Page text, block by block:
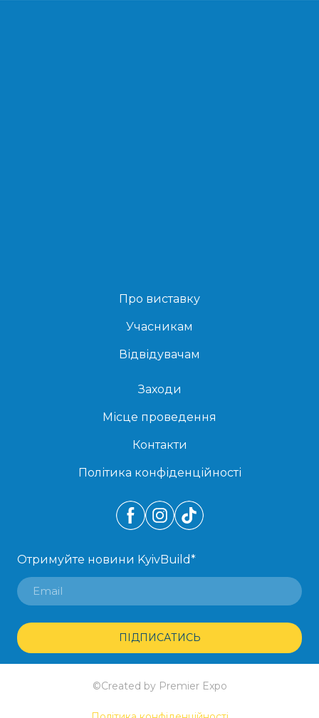
Про виставку
Учасникам
Відвідувачам
Заходи
Місце проведення
Контакти
Політика конфіденційності
Отримуйте новини KyivBuild*
ПІДПИСАТИСЬ
©Created by Premier Expo